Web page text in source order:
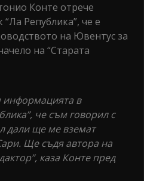
Конте отрече
Република”, че е
на Ювентус за
на “Старата
информацията в
че съм говорил с
дали ще ме вземат
Ще съдя автора на
каза Конте пред